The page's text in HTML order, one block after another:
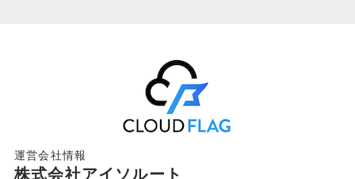
運営会社情報
株式会社アイソルート